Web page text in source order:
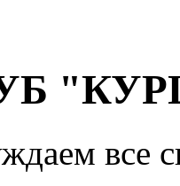
все